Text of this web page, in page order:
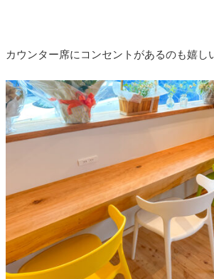
カウンター席にコンセントがあるのも嬉し